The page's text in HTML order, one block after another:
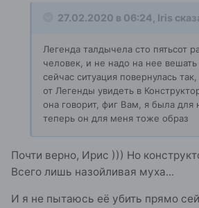
27.02.2020 в 06:24, Iris
Легенда талдычела сто пятьсот
человек, и не надо на нее
сейчас ситуация повернулась так,
от Легенды увидеть в
она говорит, фиг Вам, я была для
теперь он для меня тоже образ
Почти верно, Ирис ))) Но
Всего лишь назойливая муха...
И я не пытаюсь её убить прямо